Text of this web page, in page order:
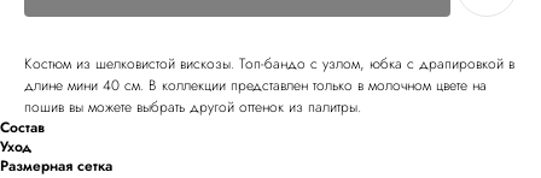
Костюм из шелковистой вискозы. Топ-бандо с узлом, юбка с драпировкой в
длине мини 40 см. В коллекции представлен только в молочном цвете на
пошив вы можете выбрать другой оттенок из палитры.
Состав
Уход
Размерная сетка